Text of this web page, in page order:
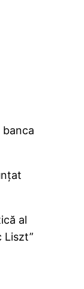
al
Liszt”